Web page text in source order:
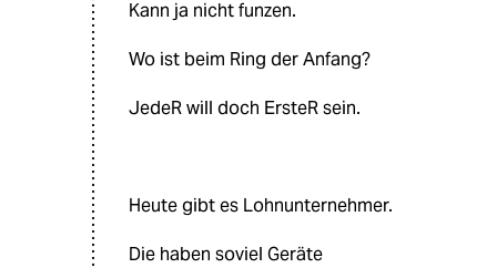
Kann ja nicht funzen.
Wo ist beim Ring der Anfang?
JedeR will doch ErsteR sein.
Heute gibt es Lohnunternehmer.
Die haben soviel Geräte